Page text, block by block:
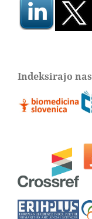
Indeksirajo nas